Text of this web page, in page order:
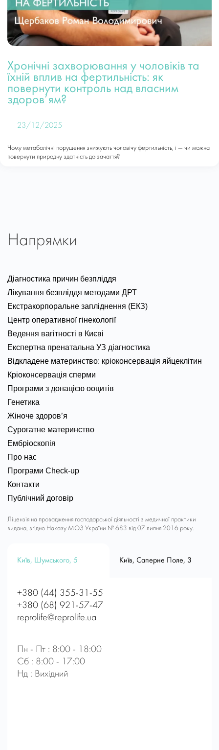
Хронічні захворювання у чоловіків та
їхній вплив на фертильність: як
повернути контроль над власним
здоров’ям?
23/12/2025
Чому метаболічні порушення знижують чоловічу фертильність, і — чи можна
повернути природну здатність до зачаття?
Напрямки
Діагностика причин безпліддя
Лікування безпліддя методами ДРТ
Екстракорпоральне запліднення (ЕКЗ)
Центр оперативної гінекології
Ведення вагітності в Києві
Експертна пренатальна УЗ діагностика
Відкладене материнство: кріоконсервація яйцеклітин
Кріоконсервація сперми
Програми з донацією ооцитів
Генетика
Жіноче здоров’я
Сурогатне материнство
Ембріоскопія
Про нас
Програми Check-up
Контакти
Публічний договір
Ліцензія на провадження господарської діяльності з медичної практики
видана, згідно Наказу МОЗ України № 683 від 07 липня 2016 року.
Київ, Шумського, 5 Київ, Саперне Поле, 3
+380 (44) 355-31-55
+380 (68) 921-57-47
reprolife@reprolife.ua
Пн - Пт : 8:00 - 18:00
Сб : 8:00 - 17:00
Нд : Вихідний